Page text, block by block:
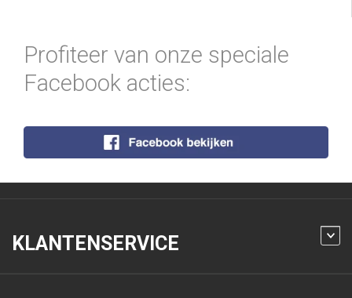
Profiteer van onze speciale
Facebook acties:
KLANTENSERVICE